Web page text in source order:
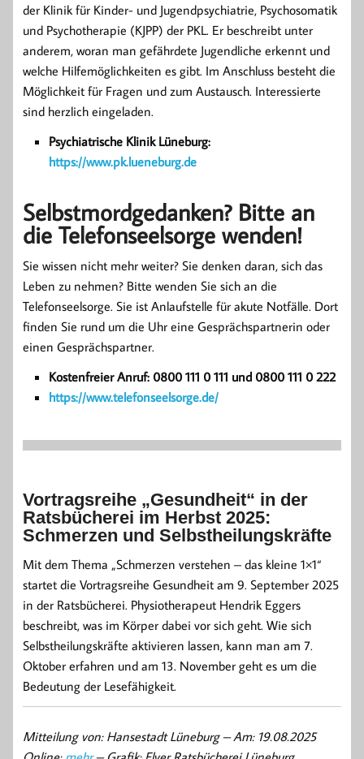
der Klinik für Kinder- und Jugendpsychiatrie, Psychosomatik
und Psychotherapie (KJPP) der PKL. Er beschreibt unter
anderem, woran man gefährdete Jugendliche erkennt und
welche Hilfemöglichkeiten es gibt. Im Anschluss besteht die
Möglichkeit für Fragen und zum Austausch. Interessierte
sind herzlich eingeladen.
Psychiatrische Klinik Lüneburg:
https://www.pk.lueneburg.de
Selbstmordgedanken? Bitte an
die Telefonseelsorge wenden!
Sie wissen nicht mehr weiter? Sie denken daran, sich das
Leben zu nehmen? Bitte wenden Sie sich an die
Telefonseelsorge. Sie ist Anlaufstelle für akute Notfälle. Dort
finden Sie rund um die Uhr eine Gesprächspartnerin oder
einen Gesprächspartner.
Kostenfreier Anruf: 0800 111 0 111 und 0800 111 0 222
https://www.telefonseelsorge.de/
Vortragsreihe „Gesundheit“ in der
Ratsbücherei im Herbst 2025:
Schmerzen und Selbstheilungskräfte
Mit dem Thema „Schmerzen verstehen – das kleine 1×1“
startet die Vortragsreihe Gesundheit am 9. September 2025
in der Ratsbücherei. Physiotherapeut Hendrik Eggers
beschreibt, was im Körper dabei vor sich geht. Wie sich
Selbstheilungskräfte aktivieren lassen, kann man am 7.
Oktober erfahren und am 13. November geht es um die
Bedeutung der Lesefähigkeit.
Mitteilung von: Hansestadt Lüneburg –Am: 19.08.2025